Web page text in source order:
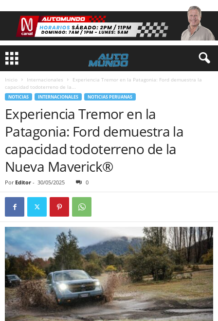
Inicio Internacionales
Experiencia Tremor en la Patagonia: Ford demuestra la
capacidad todoterreno de la...
NOTICIAS INTERNACIONALES NOTICIAS PERUANAS
Experiencia Tremor en la
Patagonia: Ford demuestra la
capacidad todoterreno de la
Nueva Maverick®
Por Editor - 30/05/2025 0